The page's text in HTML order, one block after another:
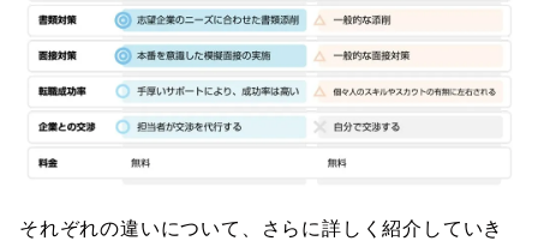
それぞれの違いについて、さらに詳しく紹介していき